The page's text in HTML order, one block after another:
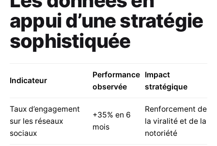
appui d’une stratégie
sophistiquée
Indicateur
Performance
observée
Impact
stratégique
Taux d’engagement
sur les réseaux
sociaux
+35% en 6
mois
Renforcement de
la viralité et de la
notoriété